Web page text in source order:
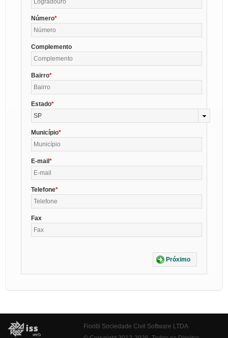
Número
Complemento
Bairro
Estado
SP
Município
E-mail
Telefone
Fax
Próximo
Fiorilli Sociedade Civil Software LTDA